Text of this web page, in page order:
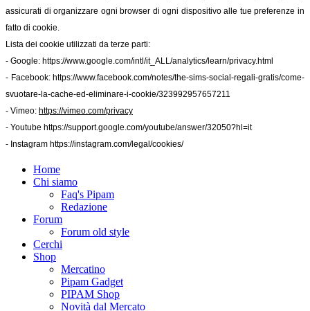
assicurati di organizzare ogni browser di ogni dispositivo alle tue preferenze in
fatto di cookie.
Lista dei cookie utilizzati da terze parti:
- Google: https://www.google.com/intl/it_ALL/analytics/learn/privacy.html
- Facebook: https://www.facebook.com/notes/the-sims-social-regali-gratis/come-
svuotare-la-cache-ed-eliminare-i-cookie/323992957657211
- Vimeo: https://vimeo.com/privacy
- Youtube https://support.google.com/youtube/answer/32050?hl=it
- Instagram https://instagram.com/legal/cookies/
Home
Chi siamo
Faq's Pipam
Redazione
Forum
Forum old style
Cerchi
Shop
Mercatino
Pipam Gadget
PIPAM Shop
Novità dal Mercato